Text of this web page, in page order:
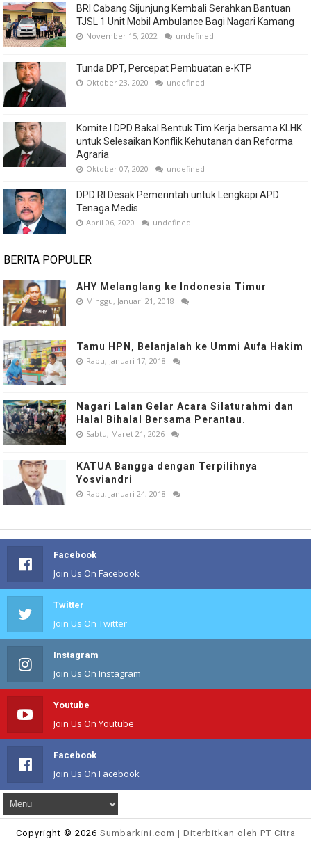
BRI Cabang Sijunjung Kembali Serahkan Bantuan
TJSL 1 Unit Mobil Ambulance Bagi Nagari Kamang
November 15, 2022 undefined
Tunda DPT, Percepat Pembuatan e-KTP
Oktober 23, 2020 undefined
Komite I DPD Bakal Bentuk Tim Kerja bersama KLHK
untuk Selesaikan Konflik Kehutanan dan Reforma
Agraria
Oktober 07, 2020 undefined
DPD RI Desak Pemerintah untuk Lengkapi APD
Tenaga Medis
April 06, 2020 undefined
BERITA POPULER
AHY Melanglang ke Indonesia Timur
Minggu, Januari 21, 2018
Tamu HPN, Belanjalah ke Ummi Aufa Hakim
Rabu, Januari 17, 2018
Nagari Lalan Gelar Acara Silaturahmi dan
Halal Bihalal Bersama Perantau.
Sabtu, Maret 21, 2026
KATUA Bangga dengan Terpilihnya
Yosviandri
Rabu, Januari 24, 2018
Facebook
Join Us On Facebook
Twitter
Join Us On Twitter
Instagram
Join Us On Instagram
Youtube
Join Us On Youtube
Facebook
Join Us On Facebook
Copyright © 2026 Sumbarkini .com | Diterbitkan oleh PT Citra